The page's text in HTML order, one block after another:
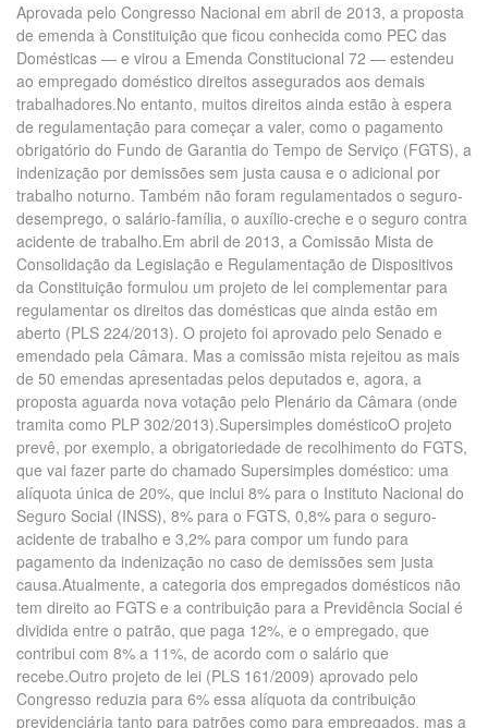
Aprovada pelo Congresso Nacional em abril de 2013, a proposta
de emenda à Constituição que ficou conhecida como PEC das
Domésticas — e virou a Emenda Constitucional 72 — estendeu
ao empregado doméstico direitos assegurados aos demais
trabalhadores.No entanto, muitos direitos ainda estão à espera
de regulamentação para começar a valer, como o pagamento
obrigatório do Fundo de Garantia do Tempo de Serviço (FGTS), a
indenização por demissões sem justa causa e o adicional por
trabalho noturno. Também não foram regulamentados o seguro-
desemprego, o salário-família, o auxílio-creche e o seguro contra
acidente de trabalho.Em abril de 2013, a Comissão Mista de
Consolidação da Legislação e Regulamentação de Dispositivos
da Constituição formulou um projeto de lei complementar para
regulamentar os direitos das domésticas que ainda estão em
aberto (PLS 224/2013). O projeto foi aprovado pelo Senado e
emendado pela Câmara. Mas a comissão mista rejeitou as mais
de 50 emendas apresentadas pelos deputados e, agora, a
proposta aguarda nova votação pelo Plenário da Câmara (onde
tramita como PLP 302/2013).Supersimples domésticoO projeto
prevê, por exemplo, a obrigatoriedade de recolhimento do FGTS,
que vai fazer parte do chamado Supersimples doméstico: uma
alíquota única de 20%, que inclui 8% para o Instituto Nacional do
Seguro Social (INSS), 8% para o FGTS, 0,8% para o seguro-
acidente de trabalho e 3,2% para compor um fundo para
pagamento da indenização no caso de demissões sem justa
causa.Atualmente, a categoria dos empregados domésticos não
tem direito ao FGTS e a contribuição para a Previdência Social é
dividida entre o patrão, que paga 12%, e o empregado, que
contribui com 8% a 11%, de acordo com o salário que
recebe.Outro projeto de lei (PLS 161/2009) aprovado pelo
Congresso reduzia para 6% essa alíquota da contribuição
previdenciária tanto para patrões como para empregados, mas a